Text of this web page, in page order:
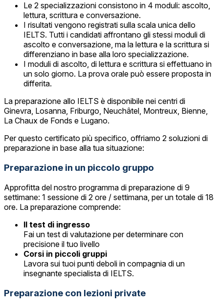
Le 2 specializzazioni consistono in 4 moduli: ascolto,
lettura, scrittura e conversazione.
I risultati vengono registrati sulla scala unica dello
IELTS. Tutti i candidati affrontano gli stessi moduli di
ascolto e conversazione, ma la lettura e la scrittura si
differenziano in base alla loro specializzazione.
I moduli di ascolto, di lettura e scrittura si effettuano in
un solo giorno. La prova orale può essere proposta in
differita.
La preparazione allo IELTS è disponibile nei centri di
Ginevra, Losanna, Friburgo, Neuchâtel, Montreux, Bienne,
La Chaux de Fonds e Lugano.
Per questo certificato più specifico, offriamo 2 soluzioni di
preparazione in base alla tua situazione:
Preparazione in un piccolo gruppo
Approfitta del nostro programma di preparazione di 9
settimane: 1 sessione di 2 ore / settimana, per un totale di 18
ore. La preparazione comprende:
Il test di ingresso
Fai un test di valutazione per determinare con
precisione il tuo livello
Corsi in piccoli gruppi
Lavora sui tuoi punti deboli in compagnia di un
insegnante specialista di IELTS.
Preparazione con lezioni private